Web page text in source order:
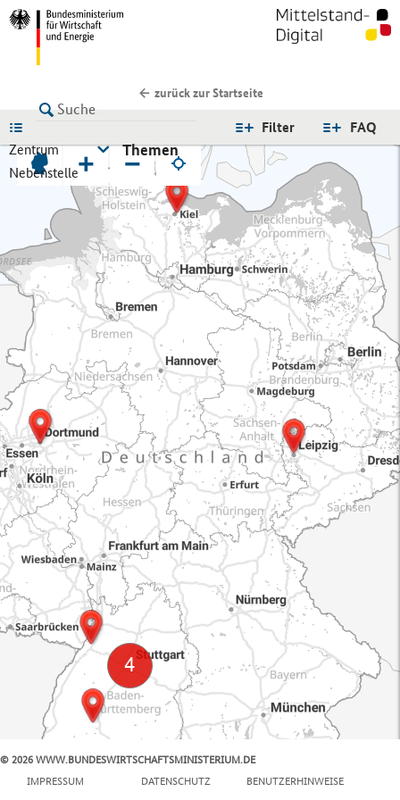
zurück zur Startseite
FAQ
Filter
Zentrum
Nebenstelle
Themen
+ −
© 2026 WWW.BUNDESWIRTSCHAFTSMINISTERIUM.DE
IMPRESSUM
DATENSCHUTZ BENUTZERHINWEISE